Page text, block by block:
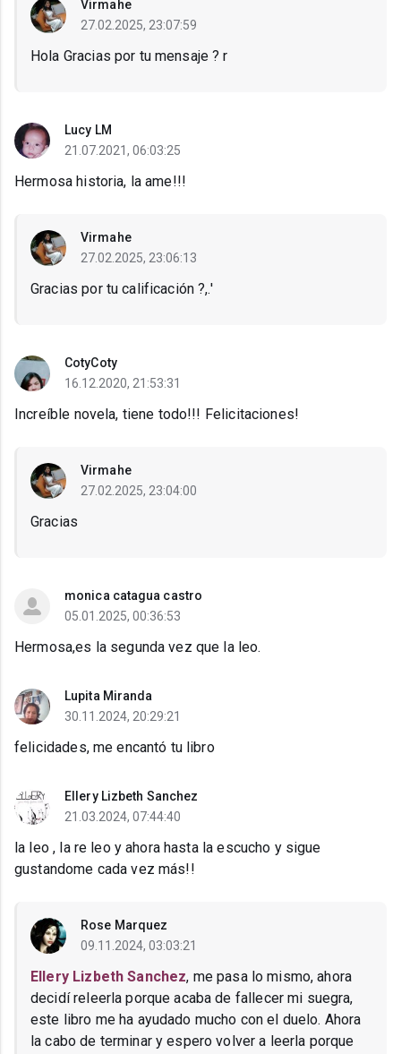
Virmahe
27.02.2025, 23:07:59
Hola Gracias por tu mensaje ? r
Lucy LM
21.07.2021, 06:03:25
Hermosa historia, la ame!!!
Virmahe
27.02.2025, 23:06:13
Gracias por tu calificación ?,.'
CotyCoty
16.12.2020, 21:53:31
Increíble novela, tiene todo!!! Felicitaciones!
Virmahe
27.02.2025, 23:04:00
Gracias
monica catagua castro
05.01.2025, 00:36:53
Hermosa,es la segunda vez que la leo.
Lupita Miranda
30.11.2024, 20:29:21
felicidades, me encantó tu libro
Ellery Lizbeth Sanchez
21.03.2024, 07:44:40
la leo , la re leo y ahora hasta la escucho y sigue
gustandome cada vez más!!
Rose Marquez
09.11.2024, 03:03:21
Ellery Lizbeth Sanchez, me pasa lo mismo, ahora
decidí releerla porque acaba de fallecer mi suegra,
este libro me ha ayudado mucho con el duelo. Ahora
la cabo de terminar y espero volver a leerla porque